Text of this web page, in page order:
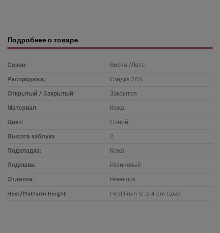
Подробнее о товаре
Сезон: Весна /Лето
Распродажа: Скидка 30%
Открытый / Закрытый Закрытая
Материал: Кожа
Цвет: Синий
Высота каблука 2
Подкладка: Кожа
Подошва: Резиновый
Отделка: Ремешок
Heel/Platform Height Heel From 0 to 4 cm (Low)